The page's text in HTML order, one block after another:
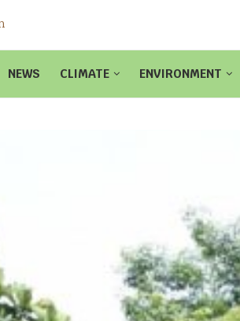
NEWS CLIMATE ENVIRONMENT